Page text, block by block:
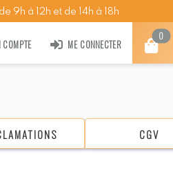
9h à 12h et de 14h à 18h
COMPTE ME CONNECTER
0
CGV